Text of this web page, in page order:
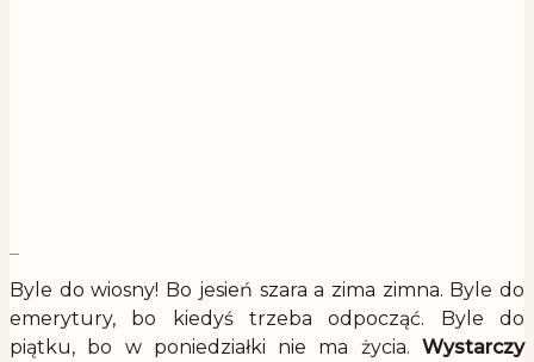
Byle do wiosny! Bo jesień szara a zima zimna. Byle do
emerytury, bo kiedyś trzeba odpocząć. Byle do
piątku, bo w poniedziałki nie ma życia. Wystarczy